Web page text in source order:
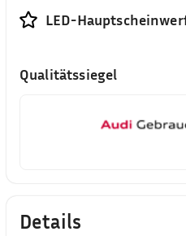
LED-
Qualitätssiegel
Details